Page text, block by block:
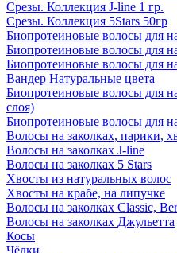
Срезы. Коллекция J-line 1 гр.
Срезы. Коллекция 5Stars 50гр
Биопротеиновые волосы для
Биопротеиновые волосы для
Биопротеиновые волосы для
Вандер Натуральные цвета
Биопротеиновые волосы для
слоя)
Биопротеиновые волосы для
Волосы на заколках, парики,
Волосы на заколках J-line
Волосы на заколках 5 Stars
Хвосты из натуральных волос
Хвосты на крабе, на липучке
Волосы на заколках Classic,
Волосы на заколках Джульетта
Косы
Чёлки